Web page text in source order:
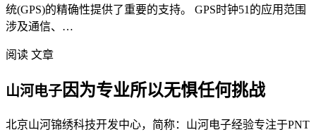
统(GPS)的精确性提供了重要的支持。 GPS时钟51的应用范围
涉及通信、…
阅读 文章
山河电子因为专业所以无惧任何挑战
北京山河锦绣科技开发中心，简称：山河电子经验专注于PNT